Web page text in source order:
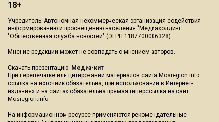
18+
Учредитель: Автономная некоммерческая организация содействия
информированию и просвещению населения "Медиахолдинг
"Общественная служба новостей" (ОГРН 1187700006328).
Мнение редакции может не совпадать с мнением авторов.
Скачать презентацию: Медиа-кит
При перепечатке или цитировании материалов сайта Mosregion.info
ссылка на источник обязательна, при использовании в Интернет-
изданиях и на сайтах обязательна прямая гиперссылка на сайт
Mosregion.info.
На информационном ресурсе применяются рекомендательные